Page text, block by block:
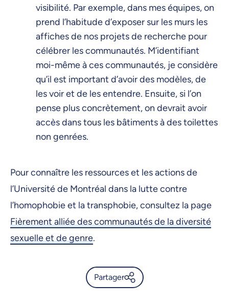
visibilité. Par exemple, dans mes équipes, on
prend l’habitude d’exposer sur les murs les
affiches de nos projets de recherche pour
célébrer les communautés. M’identifiant
moi-même à ces communautés, je considère
qu’il est important d’avoir des modèles, de
les voir et de les entendre. Ensuite, si l’on
pense plus concrètement, on devrait avoir
accès dans tous les bâtiments à des toilettes
non genrées.
Pour connaître les ressources et les actions de
l’Université de Montréal dans la lutte contre
l’homophobie et la transphobie, consultez la page
Fièrement alliée des communautés de la diversité
sexuelle et de genre.
Partager